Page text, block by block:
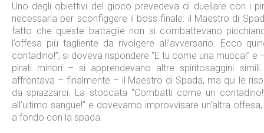
Uno degli obiettivi del gioco prevedeva di duellare con i
necessaria per sconfiggere il boss finale: il Maestro di
fatto che queste battaglie non si combattevano
l’offesa più tagliente da rivolgere all’avversario. Ecco
contadino!”, si doveva rispondere “E tu come una mucca!”
pirati minori – si apprendevano altre spiritosaggini
affrontava – finalmente – il Maestro di Spada, ma qui le
da spiazzarci. La stoccata “Combatti come un
all’ultimo sangue!” e dovevamo improvvisare un'altra
a fondo con la spada.